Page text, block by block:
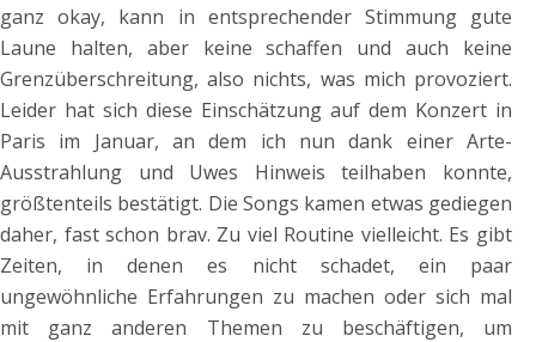
ganz okay, kann in entsprechender Stimmung gute
Laune halten, aber keine schaffen und auch keine
Grenzüberschreitung, also nichts, was mich provoziert.
Leider hat sich diese Einschätzung auf dem Konzert in
Paris im Januar, an dem ich nun dank einer Arte-
Ausstrahlung und Uwes Hinweis teilhaben konnte,
größtenteils bestätigt. Die Songs kamen etwas gediegen
daher, fast schon brav. Zu viel Routine vielleicht. Es gibt
Zeiten, in denen es nicht schadet, ein paar
ungewöhnliche Erfahrungen zu machen oder sich mal
mit ganz anderen Themen zu beschäftigen, um